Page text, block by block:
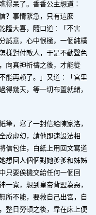
得呆了。香香公主想道︰
？事情緊急，只有這麼
隆大喜，隨口道︰「不害
誠意，心中恨極，一個純樸
樣對付敵人，于是不動聲色
向真神祈禱之後，才能從
能再賴了。」又道︰「宮里
得幾天，等一切布置就緒，
筆，寫了一封信給陳家洛，
成虛幻，請他即速設法相
信包住，白紙上用回文寫道
想回人個個對她爹爹和姊姊
只要俟機交給任何一個回
一寬，想到皇帝背盟為惡，
所不能，要救自己出宮，自
整日勞頓之後，靠在床上便